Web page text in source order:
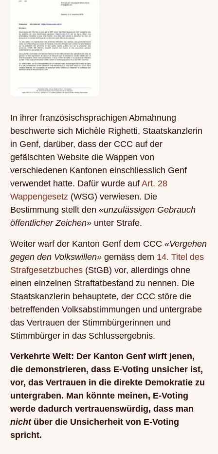
In ihrer französischsprachigen Abmahnung
beschwerte sich Michèle Righetti, Staatskanzlerin
in Genf, darüber, dass der CCC auf der
gefälschten Website die Wappen von
verschiedenen Kantonen einschliesslich Genf
verwendet hatte. Dafür wurde aufArt. 28
Wappengesetz (WSG) verwiesen. Die
Bestimmung stellt den«unzulässigen Gebrauch
öffentlicher Zeichen» unter Strafe.
Weiter warf der Kanton Genf dem CCC«Vergehen
gegen den Volkswillen» gemäss dem 14. Titel des
Strafgesetzbuches (StGB) vor, allerdings ohne
einen einzelnen Straftatbestand zu nennen. Die
Staatskanzlerin behauptete, der CCC störe die
betreffenden Volksabstimmungen und untergrabe
das Vertrauen der Stimmbürgerinnen und
Stimmbürger in das Schlussergebnis.
Verkehrte Welt: Der Kanton Genf wirft jenen,
die demonstrieren, dass E-Voting unsicher ist,
vor, das Vertrauen in die direkte Demokratie zu
untergraben. Man könnte meinen, E-Voting
werde dadurch vertrauenswürdig, dass man
nichtüber die Unsicherheit von E-Voting
spricht.